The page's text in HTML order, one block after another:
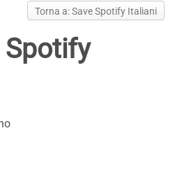
Torna a: Save Spotify Italiani